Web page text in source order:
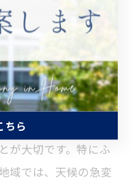
塗り材の吸い込みや
します。上塗りは最
仕上がりが求められ
件にも配慮し、メー
が大切です。特にふ
域では、天候の急変
ら
ちら